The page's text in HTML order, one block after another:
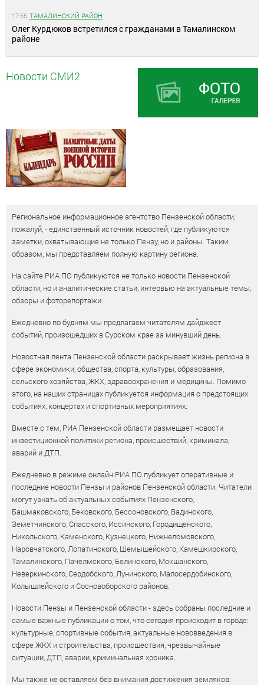
17:55 ТАМАЛИНСКИЙ РАЙОН
Олег Курдюков встретился с гражданами в Тамалинском
районе
Новости СМИ2
Региональное информационное агентство Пензенской области,
пожалуй, - единственный источник новостей, где публикуются
заметки, охватывающие не только Пензу, но и районы. Таким
образом, мы представляем полную картину региона.
На сайте РИА ПО публикуются не только новости Пензенской
области, но и аналитические статьи, интервью на актуальные темы,
обзоры и фоторепортажи.
Ежедневно по будням мы предлагаем читателям дайджест
событий, произошедших в Сурском крае за минувший день.
Новостная лента Пензенской области раскрывает жизнь региона в
сфере экономики, общества, спорта, культуры, образования,
сельского хозяйства, ЖКХ, здравоохранения и медицины. Помимо
этого, на наших страницах публикуется информация о предстоящих
событиях, концертах и спортивных мероприятиях.
Вместе с тем, РИА Пензенской области размещает новости
инвестиционной политики региона, происшествий, криминала,
аварий и ДТП.
Ежедневно в режиме онлайн РИА ПО публикует оперативные и
последние новости Пензы и районов Пензенской области. Читатели
могут узнать об актуальных событиях Пензенского,
Башмаковского, Бековского, Бессоновского, Вадинского,
Земетчинского, Спасского, Иссинского, Городищенского,
Никольского, Каменского, Кузнецкого, Нижнеломовского,
Наровчатского, Лопатинского, Шемышейского, Камешкирского,
Тамалинского, Пачелмского, Белинского, Мокшанского,
Неверкинского, Сердобского, Лунинского, Малосердобинского,
Колышлейского и Сосновоборского районов.
Новости Пензы и Пензенской области - здесь собраны последние и
самые важные публикации о том, что сегодня происходит в городе:
культурные, спортивные события, актуальные нововведения в
сфере ЖКХ и строительства, происшествия, чрезвычайные
ситуации, ДТП, аварии, криминальная хроника.
Мы также не оставляем без внимания достижения земляков: